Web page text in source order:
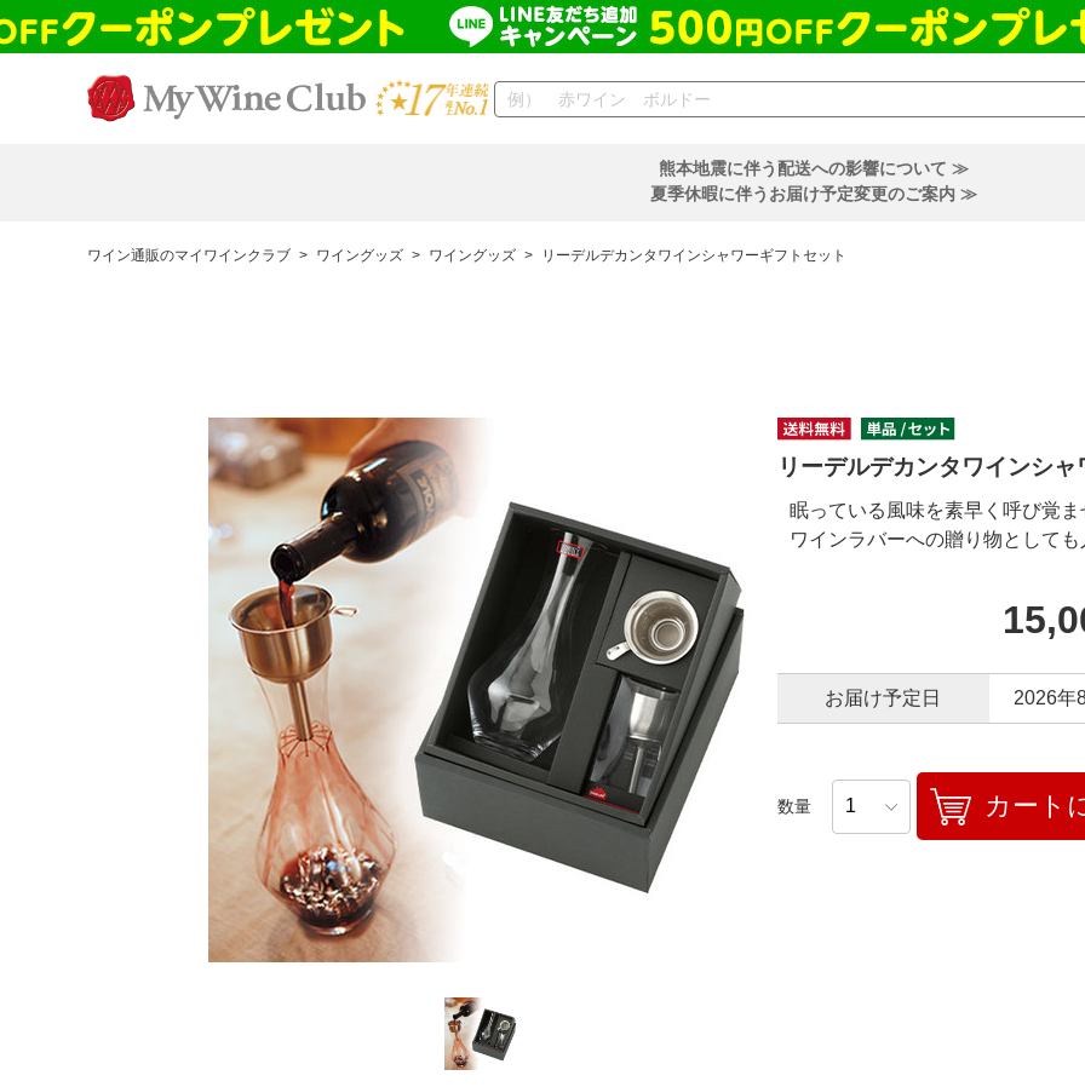
熊本地震に伴う配送への影響について ≫
夏季休暇に伴うお届け予定変更のご案内 ≫
ワイン通販のマイワインクラブ > ワイングッズ > ワイングッズ > リーデルデカンタワインシャワーギフトセット
リーデルデカンタワインシャ
眠っている風味を素早く呼び覚
ワインラバーへの贈り物としても
お届け予定日 2026年
数量 カート